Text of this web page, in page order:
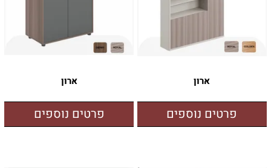
ארון
פרטים נוספים
ארון
פרטים נוספים